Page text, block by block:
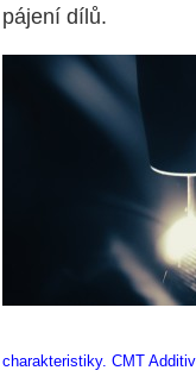
pájení dílů.
charakteristiky. CMT